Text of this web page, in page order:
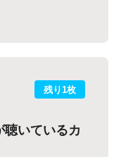
残り1枚
聴いているカ